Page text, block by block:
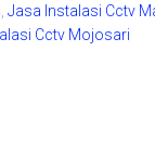
Jasa Instalasi Cctv
Cctv Mojosari